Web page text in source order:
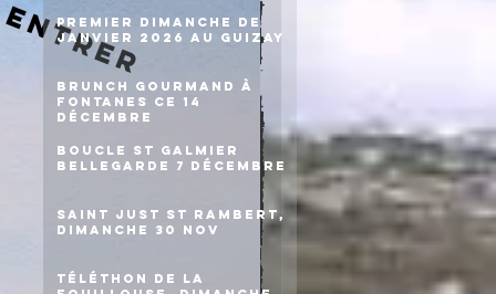
Premier dimanche de
janvier 2026 au Guizay
Brunch gourmand à
Fontanes ce 14
décembre
Boucle St Galmier
Bellegarde 7 décembre
Saint Just St Rambert,
dimanche 30 nov
Téléthon de la
entrer